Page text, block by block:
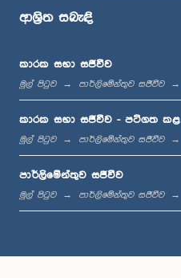
ප.ව. 1:36 - ප.ව. 1:44
ප.ව. 1:44 - ප.ව. 1:53
ආශ්‍රිත සබැඳි
කාරක සභා සජීවීව
මුල් පිටුව පාර්ලිමේන්තුව සජීවීව
කාරක සභා සජීවීව - පටිගත කළ
මුල් පිටුව පාර්ලිමේන්තුව සජීවීව
පාර්ලිමේන්තුව සජීවීව
මුල් පිටුව පාර්ලිමේන්තුව සජීවීව